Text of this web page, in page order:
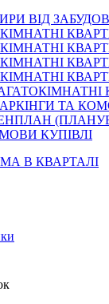
ВІД
КІМНАТНІ
КІМНАТНІ
КІМНАТНІ
КІМНАТНІ
ТА
КУПІВЛІ
В КВАРТАЛІ